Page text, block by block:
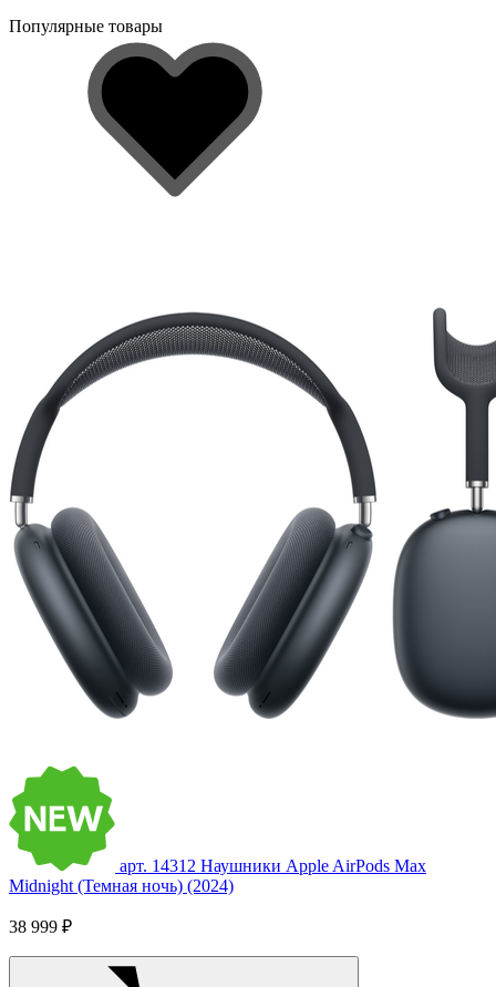
Популярные товары
арт. 14312 Наушники Apple AirPods Max
Midnight (Темная ночь) (2024)
38 999 ₽